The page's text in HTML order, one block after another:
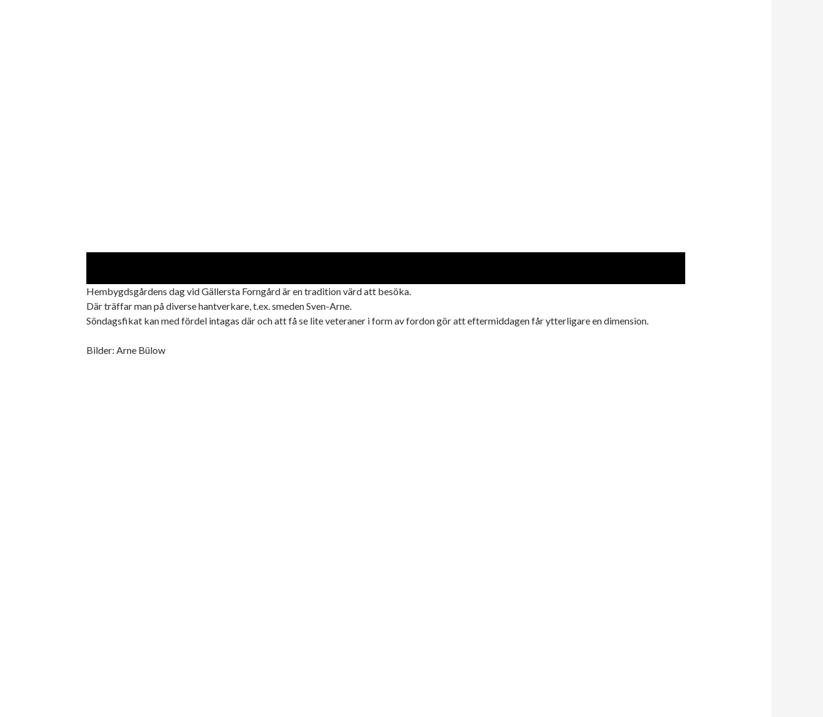
Hembygdsgårdens dag vid Gällersta Forngård är en tradition värd att besöka.
Där träffar man på diverse hantverkare, t.ex. smeden Sven-Arne.
Söndagsfikat kan med fördel intagas där och att få se lite veteraner i form av fordon gör att eftermiddagen får ytterligare en dimension.
Bilder: Arne Bülow